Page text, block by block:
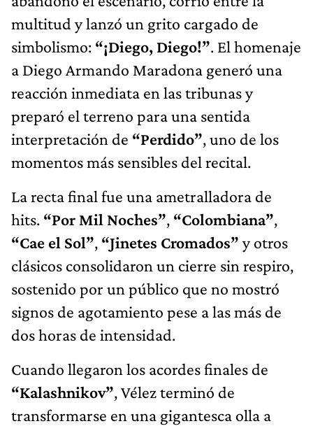
multitud y lanzó un grito cargado de
simbolismo: “¡Diego, Diego!”. El homenaje
a Diego Armando Maradona generó una
reacción inmediata en las tribunas y
preparó el terreno para una sentida
interpretación de “Perdido”, uno de los
momentos más sensibles del recital.
La recta final fue una ametralladora de
hits. “Por Mil Noches”, “Colombiana”,
“Cae el Sol”, “Jinetes Cromados” y otros
clásicos consolidaron un cierre sin respiro,
sostenido por un público que no mostró
signos de agotamiento pese a las más de
dos horas de intensidad.
Cuando llegaron los acordes finales de
“Kalashnikov”, Vélez terminó de
transformarse en una gigantesca olla a